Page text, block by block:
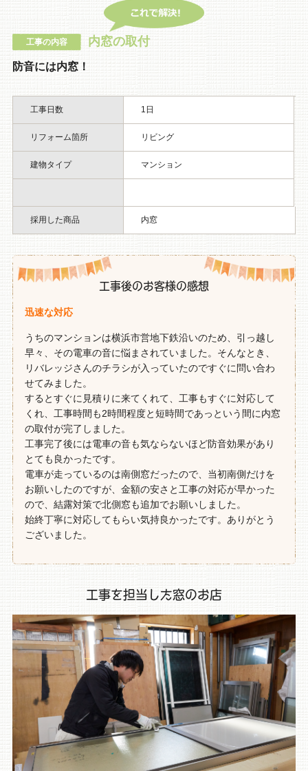
工事の内容 内窓の取付
防音には内窓！
工事日数 1日
リフォーム箇所 リビング
建物タイプ マンション
採用した商品 内窓
工事後のお客様の感想
迅速な対応
うちのマンションは横浜市営地下鉄沿いのため、引っ越し
早々、その電車の音に悩まされていました。そんなとき、
リバレッジさんのチラシが入っていたのですぐに問い合わ
せてみました。
するとすぐに見積りに来てくれて、工事もすぐに対応して
くれ、工事時間も2時間程度と短時間であっという間に内窓
の取付が完了しました。
工事完了後には電車の音も気ならないほど防音効果があり
とても良かったです。
電車が走っているのは南側窓だったので、当初南側だけを
お願いしたのですが、金額の安さと工事の対応が早かった
ので、結露対策で北側窓も追加でお願いしました。
始終丁寧に対応してもらい気持良かったです。ありがとう
ございました。
工事を担当した窓のお店